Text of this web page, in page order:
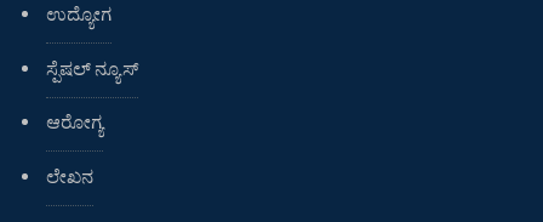
ಉದ್ಯೋಗ
ಸ್ಪೆಷಲ್ ನ್ಯೂಸ್
ಆರೋಗ್ಯ
ಲೇಖನ